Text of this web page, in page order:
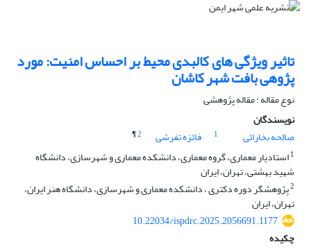
تاثیر ویژگی های کالبدی محیط بر احساس امنیت: مورد
پژوهی بافت شهر کاشان
نوع مقاله : مقاله پژوهشی
نویسندگان
صالحه بخارائی
1 فائزه تفرشی 2
¶
1استادیار معماری، گروه معماری، دانشکده معماری و شهرسازی، دانشگاه
شهید بهشتی، تهران، ایران
2پژوهشگر دوره دکتری ، دانشکده معماری و شهرسازی، دانشگاه هنر ایران،
تهران، ایران
10.22034/ispdrc.2025.2056691.1177
چکیده